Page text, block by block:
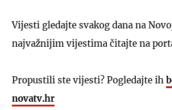
Vijesti gledajte svakog dana na
najvažnijim vijestima čitajte na
Propustili ste vijesti? Pogledajte ih
novatv.hr